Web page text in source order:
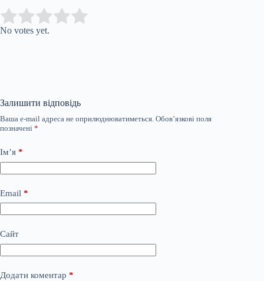
Rate this item:
No votes yet.
Залишити відповідь
Ваша e-mail адреса не оприлюднюватиметься. Обов’язкові поля
позначені *
Ім’я *
Email *
Сайт
Додати коментар *